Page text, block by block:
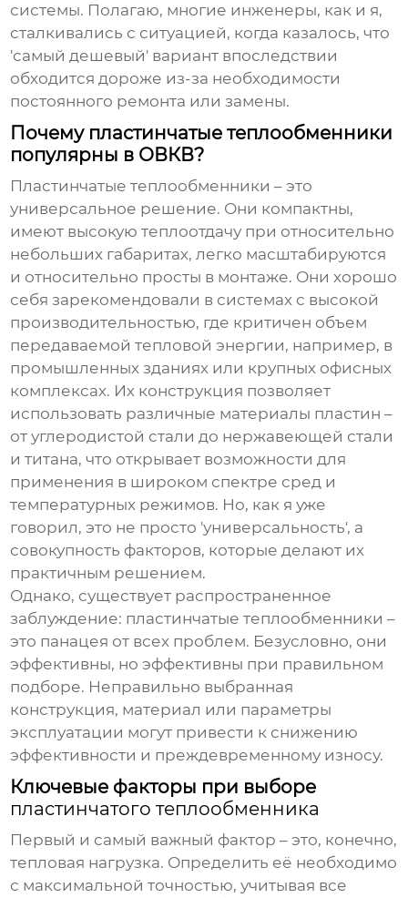
системы. Полагаю, многие инженеры, как и я,
сталкивались с ситуацией, когда казалось, что
'самый дешевый' вариант впоследствии
обходится дороже из-за необходимости
постоянного ремонта или замены.
Почему пластинчатые теплообменники
популярны в ОВКВ?
Пластинчатые теплообменники – это
универсальное решение. Они компактны,
имеют высокую теплоотдачу при относительно
небольших габаритах, легко масштабируются
и относительно просты в монтаже. Они хорошо
себя зарекомендовали в системах с высокой
производительностью, где критичен объем
передаваемой тепловой энергии, например, в
промышленных зданиях или крупных офисных
комплексах. Их конструкция позволяет
использовать различные материалы пластин –
от углеродистой стали до нержавеющей стали
и титана, что открывает возможности для
применения в широком спектре сред и
температурных режимов. Но, как я уже
говорил, это не просто 'универсальность', а
совокупность факторов, которые делают их
практичным решением.
Однако, существует распространенное
заблуждение: пластинчатые теплообменники –
это панацея от всех проблем. Безусловно, они
эффективны, но эффективны при правильном
подборе. Неправильно выбранная
конструкция, материал или параметры
эксплуатации могут привести к снижению
эффективности и преждевременному износу.
Ключевые факторы при выборе
пластинчатого теплообменника
Первый и самый важный фактор – это, конечно,
тепловая нагрузка. Определить её необходимо
с максимальной точностью, учитывая все